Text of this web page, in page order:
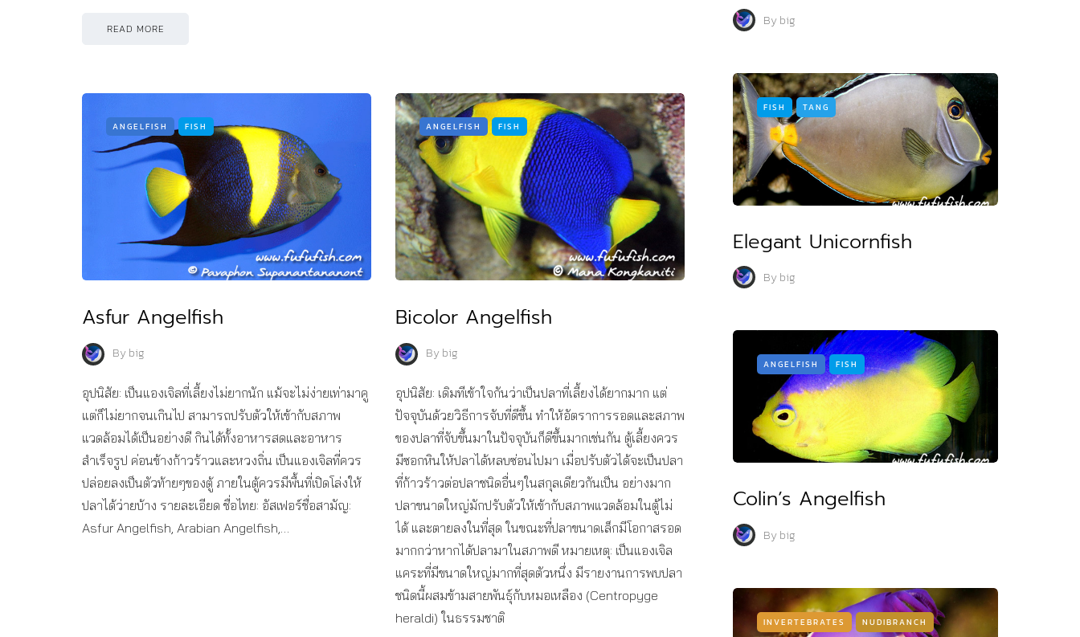
READ MORE
ANGELFISH FISH
Asfur Angelfish
Bybig
อุปนิสัย: เป็นแองเจิลที่เลี้ยงไม่ยากนัก แม้จะไม่ง่ายเท่ามาคู
แต่ก็ไม่ยากจนเกินไป สามารถปรับตัวให้เข้ากับสภาพ
แวดล้อมได้เป็นอย่างดี กินได้ทั้งอาหารสดและอาหาร
สำเร็จรูป ค่อนข้างก้าวร้าวและหวงถิ่น เป็นแองเจิลที่ควร
ปล่อยลงเป็นตัวท้ายๆของตู้ ภายในตู้ควรมีพื้นที่เปิดโล่งให้
ปลาได้ว่ายบ้าง รายละเอียด ชื่อไทย: อัสเฟอร์ชื่อสามัญ:
Asfur Angelfish, Arabian Angelfish,…
ANGELFISH FISH
Bicolor Angelfish
Bybig
อุปนิสัย: เดิมทีเข้าใจกันว่าเป็นปลาที่เลี้ยงได้ยากมาก แต่
ปัจจุบันด้วยวิธีการจับที่ดีขึ้น ทำให้อัตราการรอดและสภาพ
ของปลาที่จับขึ้นมาในปัจจุบันก็ดีขึ้นมากเช่นกัน ตู้เลี้ยงควร
มีซอกหินให้ปลาได้หลบซ่อนไปมา เมื่อปรับตัวได้จะเป็นปลา
ที่ก้าวร้าวต่อปลาชนิดอื่นๆในสกุลเดียวกันเป็น อย่างมาก
ปลาขนาดใหญ่มักปรับตัวให้เข้ากับสภาพแวดล้อมในตู้ไม่
ได้ และตายลงในที่สุด ในขณะที่ปลาขนาดเล็กมีโอกาสรอด
มากกว่าหากได้ปลามาในสภาพดี หมายเหตุ: เป็นแองเจิล
แคระที่มีขนาดใหญ่มากที่สุดตัวหนึ่ง มีรายงานการพบปลา
ชนิดนี้ผสมข้ามสายพันธุ์กับหมอเหลือง (Centropyge
heraldi) ในธรรมชาติ
Bybig
FISH TANG
Elegant Unicornfish
Bybig
ANGELFISH FISH
Colin’s Angelfish
Bybig
INVERTEBRATES NUDIBRANCH